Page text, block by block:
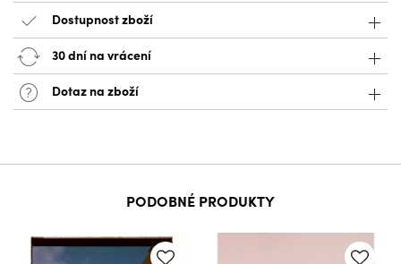
Dostupnost zboží
30 dní na vrácení
Dotaz na zboží
PODOBNÉ PRODUKTY